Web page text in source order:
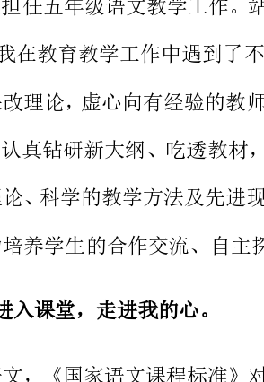
一些先进的教学理论、科学的教学方法及先进现代教学手段灵活运用于
课堂教学中，努力培养学生的合作交流、自主探究、勇于创新等能力。
1、课程标准进入课堂，走进我的心。
我们怎样教语文，《国家语文课程标准》对语文的教学内容，教学
方式，教学评估教育价值观等多方面都提出了许多新的要求。无疑我们